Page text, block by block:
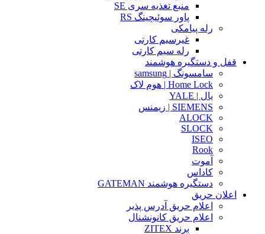
منبع تغذیه سری SE
پاور سوئیچینگ RS
رله پیامکی
غیرسیم کارتی
رله سیم کارتی
قفل و دستگیره هوشمند
سامسونگ | samsung
Home Lock | هوم لاک
یال | YALE
SIEMENS | زیمنس
ALOCK
SLOCK
ISEO
Rook
آموت
کاداس
دستگیره هوشمند GATEMAN
اعلان حریق
اعلام حریق آدرس پذیر
اعلام حریق کانونشنال
برند ZITEX